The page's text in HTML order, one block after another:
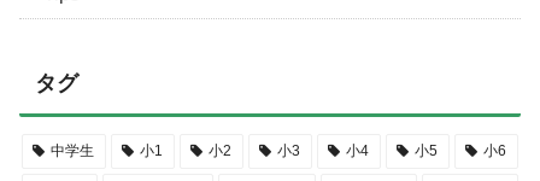
タグ
中学生 小1 小2 小3 小4 小5 小6